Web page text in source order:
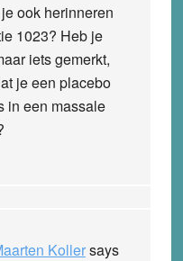
ook herinneren
1023? Heb je
iets gemerkt,
je een placebo
in een massale
Kollersays